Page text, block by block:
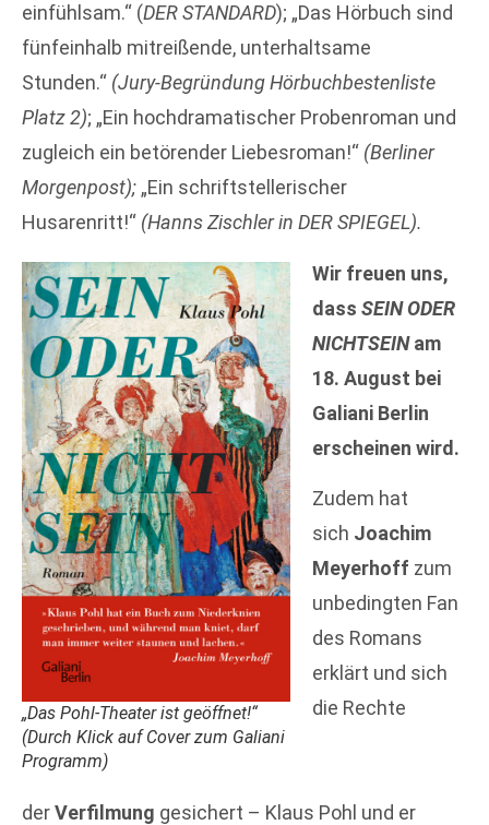
einfühlsam.“ (DER STANDARD); „Das Hörbuch sind
fünfeinhalb mitreißende, unterhaltsame
Stunden.“ (Jury-Begründung Hörbuchbestenliste
Platz 2); „Ein hochdramatischer Probenroman und
zugleich ein betörender Liebesroman!“ (Berliner
Morgenpost); „Ein schriftstellerischer
Husarenritt!“ (Hanns Zischler in DER SPIEGEL).
„Das Pohl-Theater ist geöffnet!“
(Durch Klick auf Cover zum Galiani
Programm)
Wir freuen uns,
dass SEIN ODER
NICHTSEINam
18. August bei
Galiani Berlin
erscheinen wird.
Zudem hat
sich Joachim
Meyerhoff zum
unbedingten Fan
des Romans
erklärt und sich
die Rechte
derVerfilmung gesichert – Klaus Pohl und er